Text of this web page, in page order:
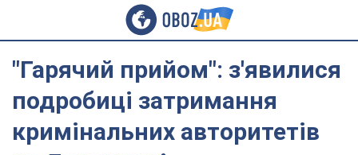
"Гарячий прийом": з'явилися
подробиці затримання
кримінальних авторитетів